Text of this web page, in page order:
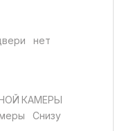
нет
КАМЕРЫ
Снизу